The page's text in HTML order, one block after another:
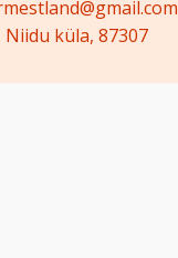
küla, 87307